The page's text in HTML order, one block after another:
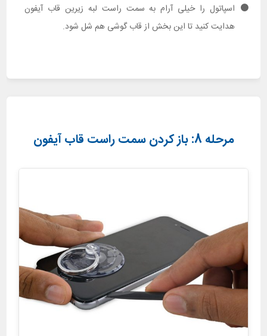
اسپاتول را خیلی آرام به سمت راست لبه زیرین قاب آیفون
هدایت کنید تا این بخش از قاب گوشی هم شل شود.
مرحله 8: باز کردن سمت راست قاب آیفون